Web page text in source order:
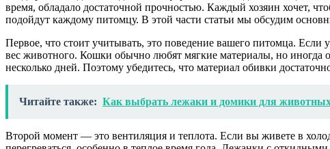
время, обладало достаточной прочностью. Каждый хозяин хочет,
подойдут каждому питомцу. В этой части статьи мы обсудим
Первое, что стоит учитывать, это поведение вашего питомца.
вес животного. Кошки обычно любят мягкие материалы, но иногда
несколько дней. Поэтому убедитесь, что материал обивки
Читайте также: Как выбрать лежаки и домики для
Второй момент — это вентиляция и теплота. Если вы живете в